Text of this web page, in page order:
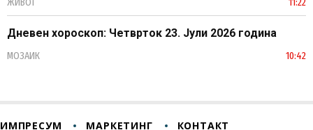
Дневен хороскоп: Четврток 23. Јули 2026 година
МОЗАИК 10:42
ИМПРЕСУМ МАРКЕТИНГ КОНТАКТ